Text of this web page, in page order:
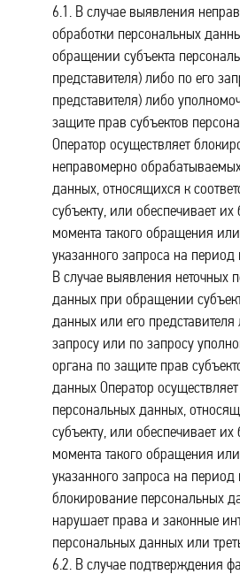
6.1. В случае выявления
обработки персональных
обращении субъекта
представителя) либо по его
представителя) либо
защите прав субъектов
Оператор осуществляет
неправомерно
данных, относящихся к
субъекту, или обеспечивает
момента такого обращения
указанного запроса на период
В случае выявления неточных
данных при обращении
данных или его
запросу или по запросу
органа по защите прав
данных Оператор
персональных данных,
субъекту, или обеспечивает
момента такого обращения
указанного запроса на период
блокирование персональных
нарушает права и законные
персональных данных или
6.2. В случае подтверждения